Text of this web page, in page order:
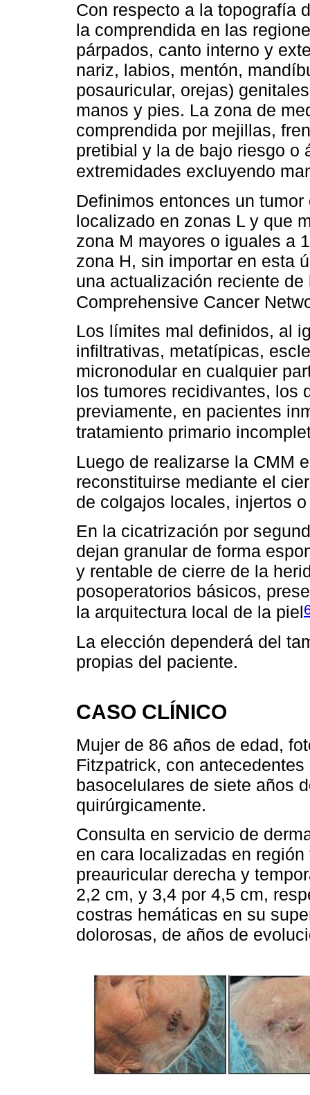
Con respecto a la topografía
la comprendida en las
párpados, canto interno y
nariz, labios, mentón,
posauricular, orejas)
manos y pies. La zona de
comprendida por mejillas,
pretibial y la de bajo riesgo o
extremidades excluyendo
Definimos entonces un
localizado en zonas L y que
zona M mayores o iguales a
zona H, sin importar en esta
una actualización reciente
Comprehensive Cancer
Los límites mal definidos, al
infiltrativas, metatípicas,
micronodular en cualquier
los tumores recidivantes, los
previamente, en pacientes
tratamiento primario
Luego de realizarse la CMM
reconstituirse mediante el
de colgajos locales, injertos
En la cicatrización por
dejan granular de forma
y rentable de cierre de la
posoperatorios básicos,
la arquitectura local de la piel
La elección dependerá del
propias del paciente.
CASO CLÍNICO
Mujer de 86 años de edad,
Fitzpatrick, con
basocelulares de siete años
quirúrgicamente.
Consulta en servicio de
en cara localizadas en
preauricular derecha y
2,2 cm, y 3,4 por 4,5 cm,
costras hemáticas en su
dolorosas, de años de